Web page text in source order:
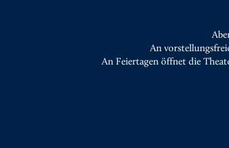
An
An Feiertagen öffnet die